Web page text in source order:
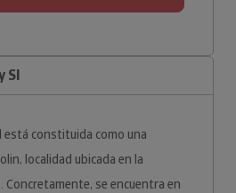
Sl
está constituida como una
localidad ubicada en la
Concretamente, se encuentra en